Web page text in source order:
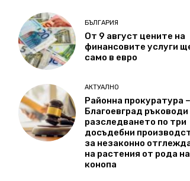
БЪЛГАРИЯ
От 9 август цените на
финансовите услуги
само в евро
АКТУАЛНО
Районна прокуратура –
Благоевград ръководи
разследването по три
досъдебни
за незаконно
на растения от рода на
конопа